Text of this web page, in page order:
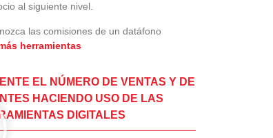
al siguiente nivel.
las comisiones de un datáfono
herramientas
EL NÚMERO DE VENTAS Y DE
HACIENDO USO DE LAS
DIGITALES